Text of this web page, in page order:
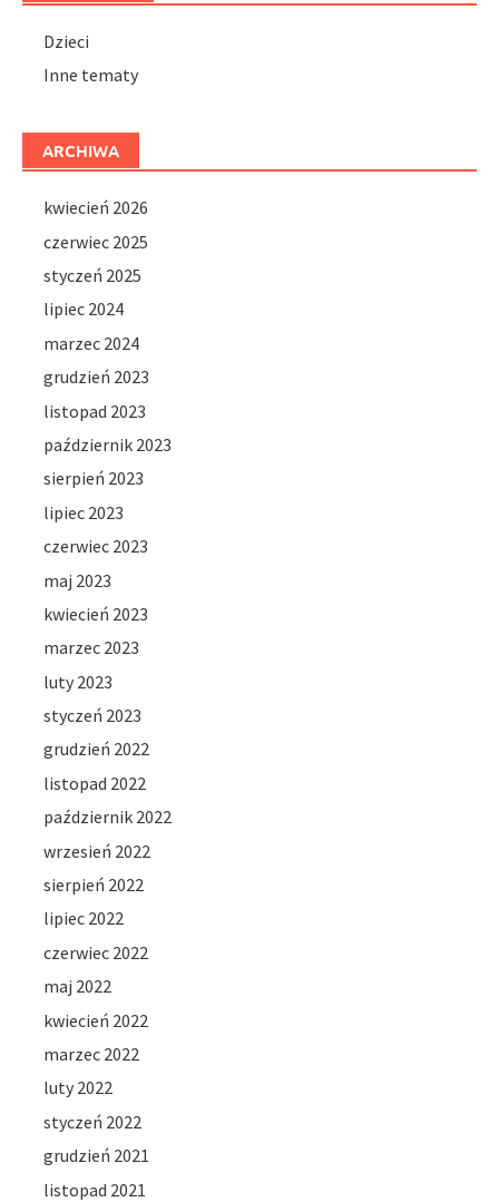
Dzieci
Inne tematy
ARCHIWA
kwiecień 2026
czerwiec 2025
styczeń 2025
lipiec 2024
marzec 2024
grudzień 2023
listopad 2023
październik 2023
sierpień 2023
lipiec 2023
czerwiec 2023
maj 2023
kwiecień 2023
marzec 2023
luty 2023
styczeń 2023
grudzień 2022
listopad 2022
październik 2022
wrzesień 2022
sierpień 2022
lipiec 2022
czerwiec 2022
maj 2022
kwiecień 2022
marzec 2022
luty 2022
styczeń 2022
grudzień 2021
listopad 2021